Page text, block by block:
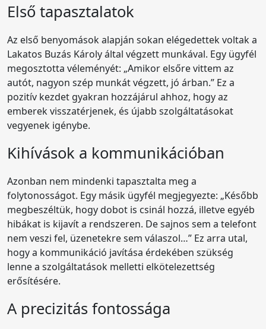
Első tapasztalatok
Az első benyomások alapján sokan elégedettek voltak a
Lakatos Buzás Károly által végzett munkával. Egy ügyfél
megosztotta véleményét: „Amikor elsőre vittem az
autót, nagyon szép munkát végzett, jó árban.” Ez a
pozitív kezdet gyakran hozzájárul ahhoz, hogy az
emberek visszatérjenek, és újabb szolgáltatásokat
vegyenek igénybe.
Kihívások a kommunikációban
Azonban nem mindenki tapasztalta meg a
folytonosságot. Egy másik ügyfél megjegyezte: „Később
megbeszéltük, hogy dobot is csinál hozzá, illetve egyéb
hibákat is kijavít a rendszeren. De sajnos sem a telefont
nem veszi fel, üzenetekre sem válaszol…” Ez arra utal,
hogy a kommunikáció javítása érdekében szükség
lenne a szolgáltatások melletti elkötelezettség
erősítésére.
A precizitás fontossága